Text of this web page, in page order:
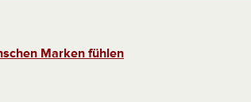
Marken fühlen